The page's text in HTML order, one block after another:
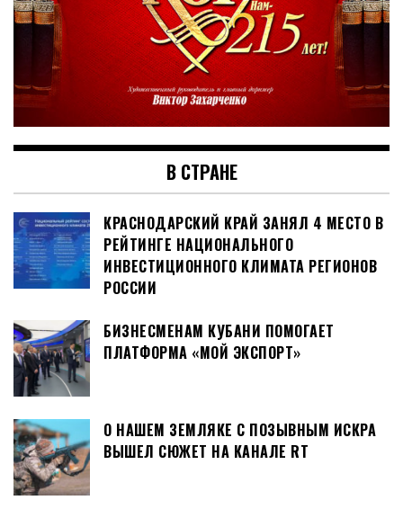
В СТРАНЕ
КРАСНОДАРСКИЙ КРАЙ ЗАНЯЛ 4 МЕСТО В
РЕЙТИНГЕ НАЦИОНАЛЬНОГО
ИНВЕСТИЦИОННОГО КЛИМАТА РЕГИОНОВ
РОССИИ
БИЗНЕСМЕНАМ КУБАНИ ПОМОГАЕТ
ПЛАТФОРМА «МОЙ ЭКСПОРТ»
О НАШЕМ ЗЕМЛЯКЕ С ПОЗЫВНЫМ ИСКРА
ВЫШЕЛ СЮЖЕТ НА КАНАЛЕ RT